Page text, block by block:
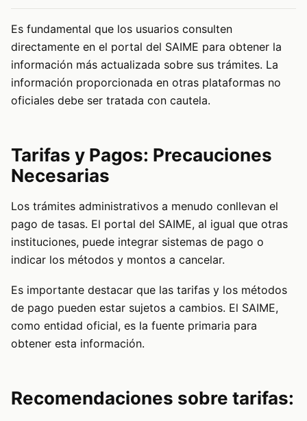
Es fundamental que los usuarios consulten
directamente en el portal del SAIME para obtener la
información más actualizada sobre sus trámites. La
información proporcionada en otras plataformas no
oficiales debe ser tratada con cautela.
Tarifas y Pagos: Precauciones
Necesarias
Los trámites administrativos a menudo conllevan el
pago de tasas. El portal del SAIME, al igual que otras
instituciones, puede integrar sistemas de pago o
indicar los métodos y montos a cancelar.
Es importante destacar que las tarifas y los métodos
de pago pueden estar sujetos a cambios. El SAIME,
como entidad oficial, es la fuente primaria para
obtener esta información.
Recomendaciones sobre tarifas: